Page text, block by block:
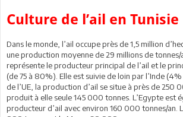
Culture de l’ail en Tunisie
Dans le monde, l’ail occupe près de 1,5 million
une production moyenne de 29 millions de tonnes/
représente le producteur principal de l’ail et le
(de 75 à 80%). Elle est suivie de loin par l’Inde
de l’UE, la production d’ail se situe à près de 250
produit à elle seule 145 000 tonnes. L’Egypte est
producteur d’ail avec environ 160 000 tonnes/an.